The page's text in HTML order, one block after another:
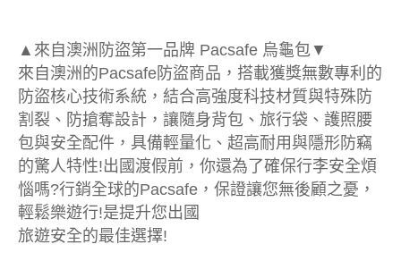
▲來自澳洲防盜第一品牌 Pacsafe 烏龜包▼
來自澳洲的Pacsafe防盜商品，搭載獲獎無數專利的
防盜核心技術系統，結合高強度科技材質與特殊防
割裂、防搶奪設計，讓隨身背包、旅行袋、護照腰
包與安全配件，具備輕量化、超高耐用與隱形防竊
的驚人特性!出國渡假前，你還為了確保行李安全煩
惱嗎?行銷全球的Pacsafe，保證讓您無後顧之憂，
輕鬆樂遊行!是提升您出國
旅遊安全的最佳選擇!